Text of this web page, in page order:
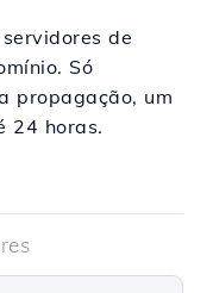
de
Só
propagação, um
24 horas.